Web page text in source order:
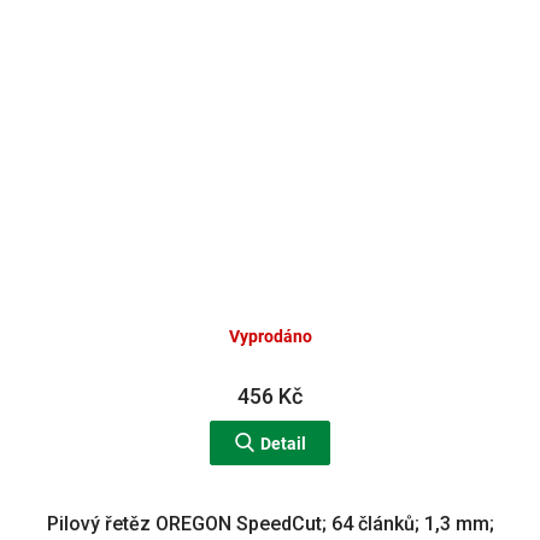
Vyprodáno
456 Kč
Detail
Pilový řetěz OREGON SpeedCut; 64 článků; 1,3 mm;